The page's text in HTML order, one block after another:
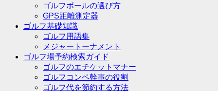
ゴルフボールの選び方
GPS距離測定器
ゴルフ基礎知識
ゴルフ用語集
メジャートーナメント
ゴルフ場予約検索ガイド
ゴルフのエチケットマナー
ゴルフコンペ幹事の役割
ゴルフ代を節約する方法